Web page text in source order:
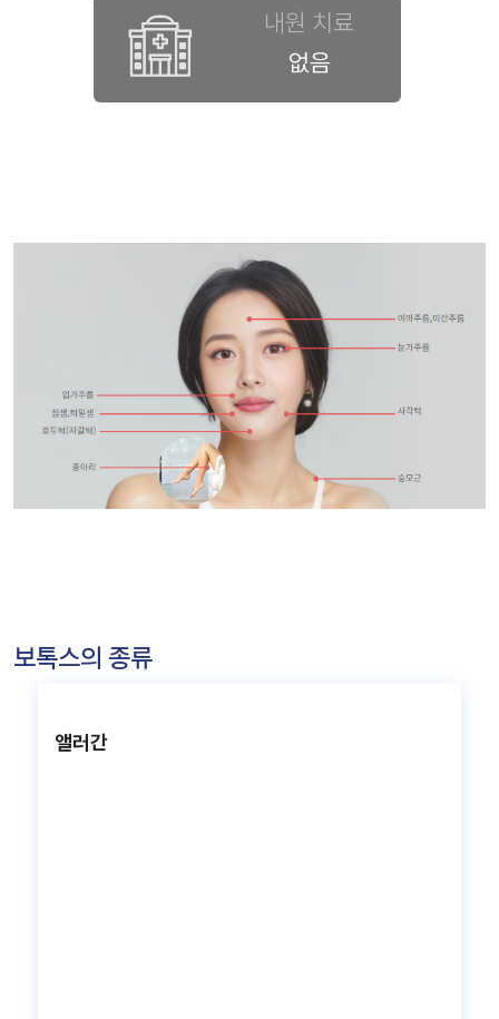
내원 치료
없음
보톡스의 종류
앨러간